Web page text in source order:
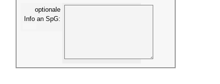
optionale
Info an SpG: